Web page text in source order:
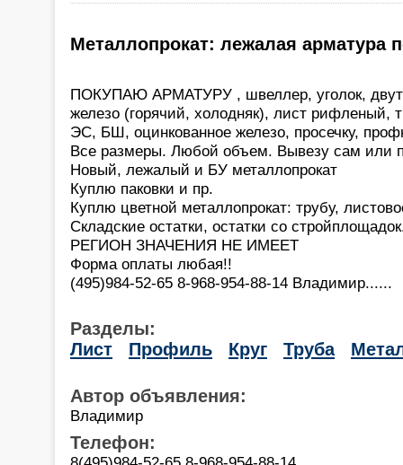
Металлопрокат: лежалая арматура
ПОКУПАЮ АРМАТУРУ , швеллер, уголок,
железо (горячий, холодняк), лист рифленый,
ЭС, БШ, оцинкованное железо, просечку,
Все размеры. Любой объем. Вывезу сам или
Новый, лежалый и БУ металлопрокат
Куплю паковки и пр.
Куплю цветной металлопрокат: трубу,
Складские остатки, остатки со
РЕГИОН ЗНАЧЕНИЯ НЕ ИМЕЕТ
Форма оплаты любая!!
(495)984-52-65 8-968-954-88-14 Владимир......
Разделы:
Лист
Профиль Круг Труба
Автор объявления:
Владимир
Телефон: